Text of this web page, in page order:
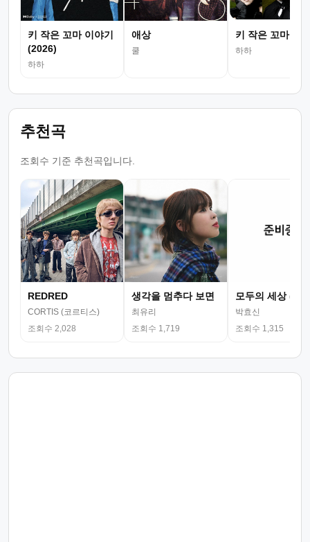
키 작은 꼬마 이야기
(2026)
하하
애상
쿨
키 작은 꼬마 이
하하
추천곡
조회수 기준 추천곡입니다.
REDRED
CORTIS (코르티스)
조회수 2,028
생각을 멈추다 보면
최유리
조회수 1,719
모두의 세상 (뮤
박효신
조회수 1,315